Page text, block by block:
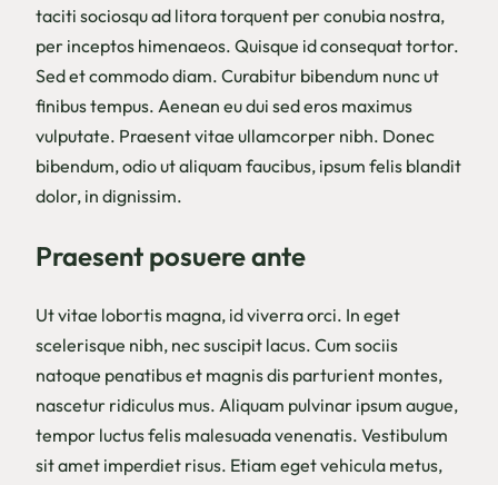
taciti sociosqu ad litora torquent per conubia nostra,
per inceptos himenaeos. Quisque id consequat tortor.
Sed et commodo diam. Curabitur bibendum nunc ut
finibus tempus. Aenean eu dui sed eros maximus
vulputate. Praesent vitae ullamcorper nibh. Donec
bibendum, odio ut aliquam faucibus, ipsum felis blandit
dolor, in dignissim.
Praesent posuere ante
Ut vitae lobortis magna, id viverra orci. In eget
scelerisque nibh, nec suscipit lacus. Cum sociis
natoque penatibus et magnis dis parturient montes,
nascetur ridiculus mus. Aliquam pulvinar ipsum augue,
tempor luctus felis malesuada venenatis. Vestibulum
sit amet imperdiet risus. Etiam eget vehicula metus,